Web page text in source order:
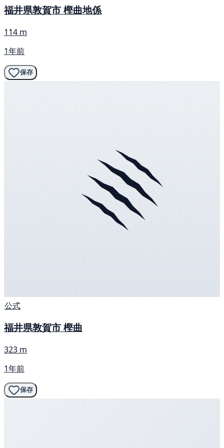
福井県敦賀市 樫曲地係
114 m
1年前
保存
公式
福井県敦賀市 樫曲
323 m
1年前
保存